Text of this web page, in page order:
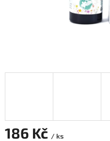
186 Kč / ks